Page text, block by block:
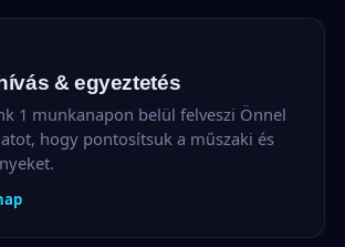
& egyeztetés
1 munkanapon belül felveszi Önnel
hogy pontosítsuk a műszaki és